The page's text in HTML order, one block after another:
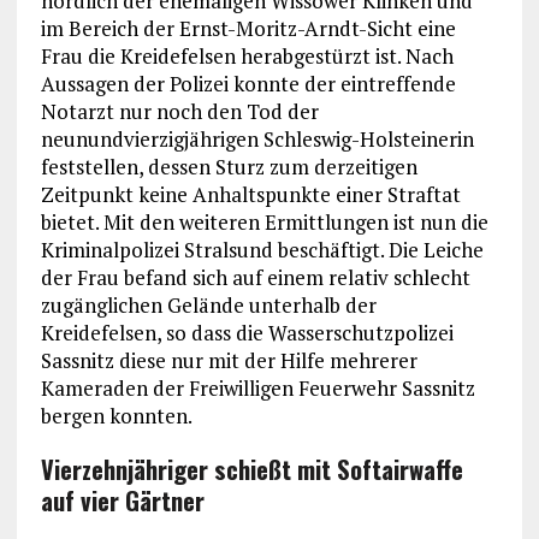
im Bereich der Ernst-Moritz-Arndt-Sicht eine
Frau die Kreidefelsen herabgestürzt ist. Nach
Aussagen der Polizei konnte der eintreffende
Notarzt nur noch den Tod der
neunundvierzigjährigen Schleswig-Holsteinerin
feststellen, dessen Sturz zum derzeitigen
Zeitpunkt keine Anhaltspunkte einer Straftat
bietet. Mit den weiteren Ermittlungen ist nun die
Kriminalpolizei Stralsund beschäftigt. Die Leiche
der Frau befand sich auf einem relativ schlecht
zugänglichen Gelände unterhalb der
Kreidefelsen, so dass die Wasserschutzpolizei
Sassnitz diese nur mit der Hilfe mehrerer
Kameraden der Freiwilligen Feuerwehr Sassnitz
bergen konnten.
Vierzehnjähriger schießt mit Softairwaffe
auf vier Gärtner